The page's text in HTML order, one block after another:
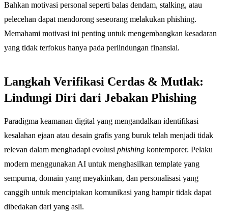
Bahkan motivasi personal seperti balas dendam, stalking, atau
pelecehan dapat mendorong seseorang melakukan phishing.
Memahami motivasi ini penting untuk mengembangkan kesadaran
yang tidak terfokus hanya pada perlindungan finansial.
Langkah Verifikasi Cerdas & Mutlak:
Lindungi Diri dari Jebakan Phishing
Paradigma keamanan digital yang mengandalkan identifikasi
kesalahan ejaan atau desain grafis yang buruk telah menjadi tidak
relevan dalam menghadapi evolusi phishing kontemporer. Pelaku
modern menggunakan AI untuk menghasilkan template yang
sempurna, domain yang meyakinkan, dan personalisasi yang
canggih untuk menciptakan komunikasi yang hampir tidak dapat
dibedakan dari yang asli.